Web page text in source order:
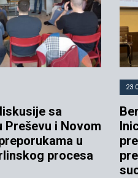
sa
Preševu i Novom
u
procesa